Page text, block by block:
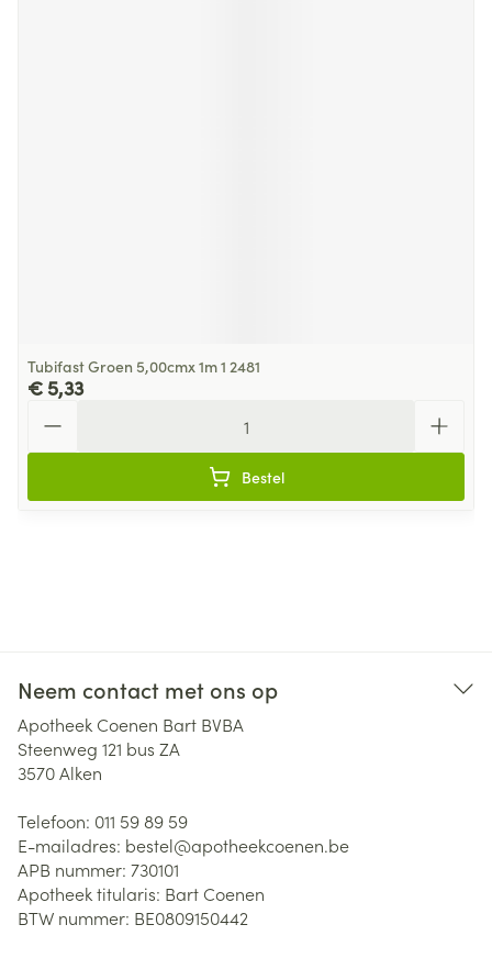
Tubifast Groen 5,00cmx 1m 1 2481
€ 5,33
Bestel
Neem contact met ons op
Apotheek Coenen Bart BVBA
Steenweg 121 bus ZA
3570Alken
Telefoon: 011 59 89 59
E-mailadres: bestel@apotheekcoenen.be
APB nummer: 730101
Apotheek titularis: Bart Coenen
BTW nummer: BE0809150442